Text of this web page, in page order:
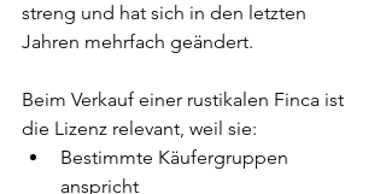
streng und hat sich in den letzten
Jahren mehrfach geändert.
Beim Verkauf einer rustikalen Finca ist
die Lizenz relevant, weil sie:
Bestimmte Käufergruppen
anspricht